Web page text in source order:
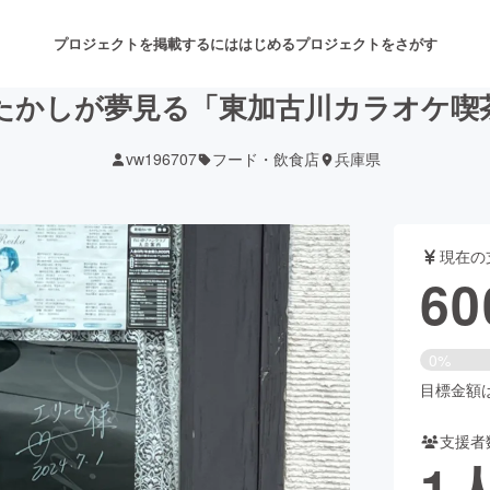
プロジェクトを掲載するにははじめるプロジェクトをさがす
音楽 舞台・パフォーマンス
ゲーム・サービス開発 フード・飲食店
書籍・雑誌出版 アニメ・漫画
チャレンジ ビューティー・ヘルスケ
かしが夢見る「東加古川カラオケ喫
vw196707 フード・飲食店 兵庫県
現在
0%
目標金額
支援者